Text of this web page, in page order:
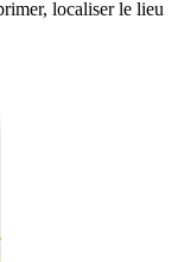
localiser le lieu